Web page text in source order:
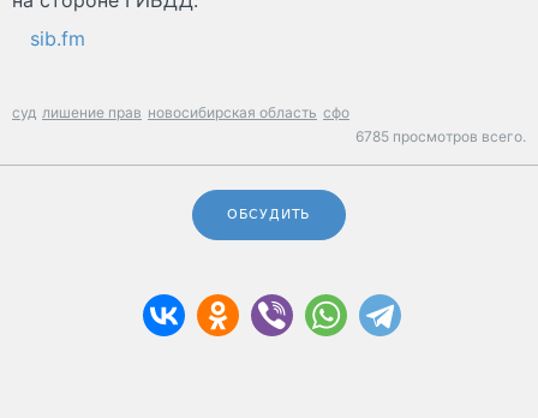
sib.fm
суд лишение прав новосибирская область сфо
6785 просмотров всего.
ОБСУДИТЬ